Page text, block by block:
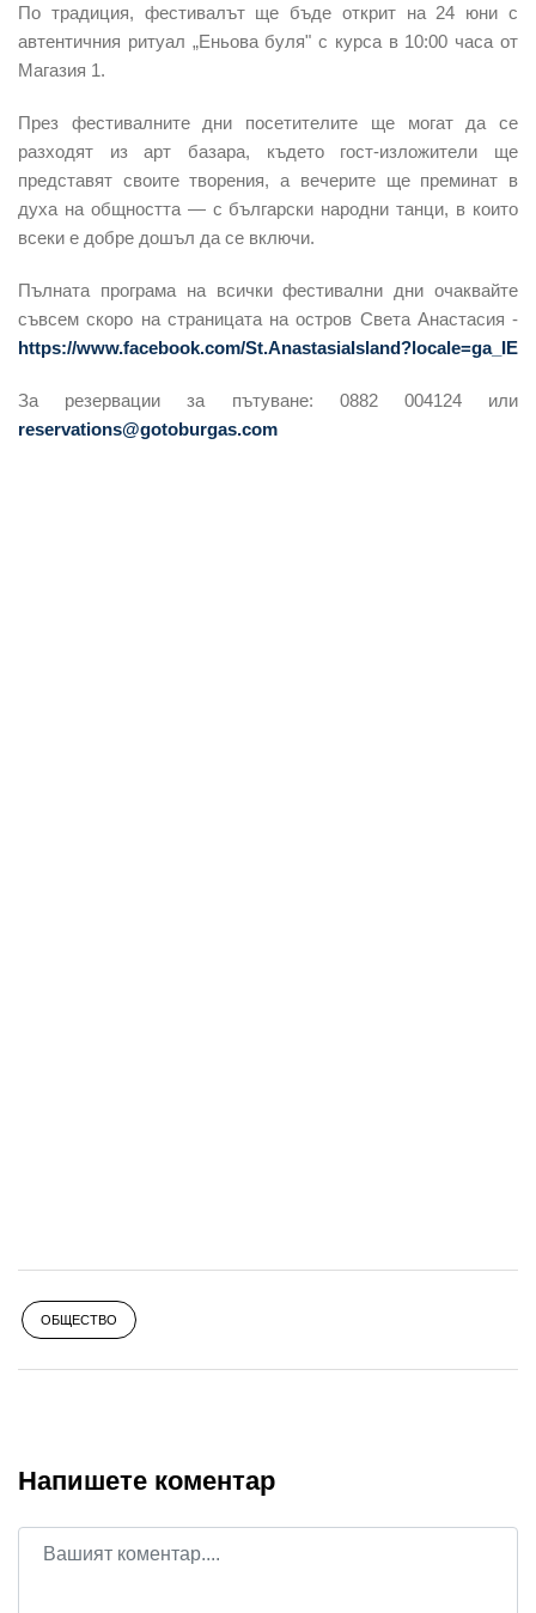
По традиция, фестивалът ще бъде открит на 24 юни с
автентичния ритуал „Еньова буля" с курса в 10:00 часа от
Магазия 1.
През фестивалните дни посетителите ще могат да се
разходят из арт базара, където гост-изложители ще
представят своите творения, а вечерите ще преминат в
духа на общността — с български народни танци, в които
всеки е добре дошъл да се включи.
Пълната програма на всички фестивални дни очаквайте
съвсем скоро на страницата на остров Света Анастасия -
https://www.facebook.com/St.AnastasiaIsland?locale=ga_IE
За резервации за пътуване: 0882 004124 или
reservations@gotoburgas.com
ОБЩЕСТВО
Напишете коментар